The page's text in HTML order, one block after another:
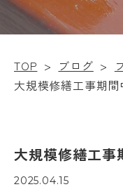
TOP > ブログ >
大規模修繕工事期
大規模修繕工事
2025.04.15